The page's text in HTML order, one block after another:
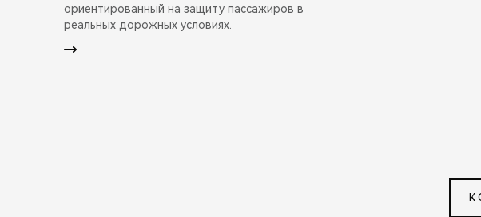
ориентированный на защиту пассажиров в
реальных дорожных условиях.
К